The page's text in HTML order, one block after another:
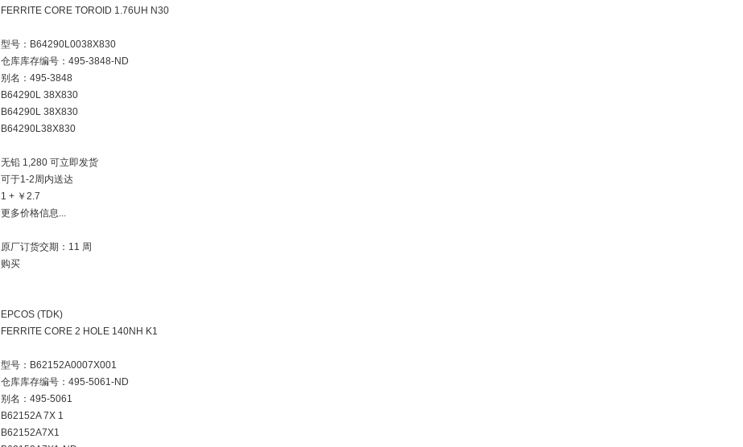
FERRITE CORE TOROID 1.76UH N30
型号：B64290L0038X830
仓库库存编号：495-3848-ND
别名：495-3848
B64290L 38X830
B64290L 38X830
B64290L38X830
无铅 1,280 可立即发货
可于1-2周内送达
1 + ￥2.7
更多价格信息...
原厂订货交期：11 周
购买
EPCOS (TDK)
FERRITE CORE 2 HOLE 140NH K1
型号：B62152A0007X001
仓库库存编号：495-5061-ND
别名：495-5061
B62152A 7X 1
B62152A7X1